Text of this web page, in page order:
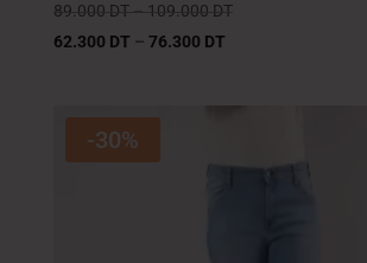
89.000 DT– 109.000 DT
62.300 DT – 76.300 DT
-30%